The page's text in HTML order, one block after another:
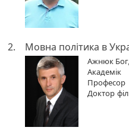
2. Мовна політика в
Ажнюк
Академік
Професор
Доктор